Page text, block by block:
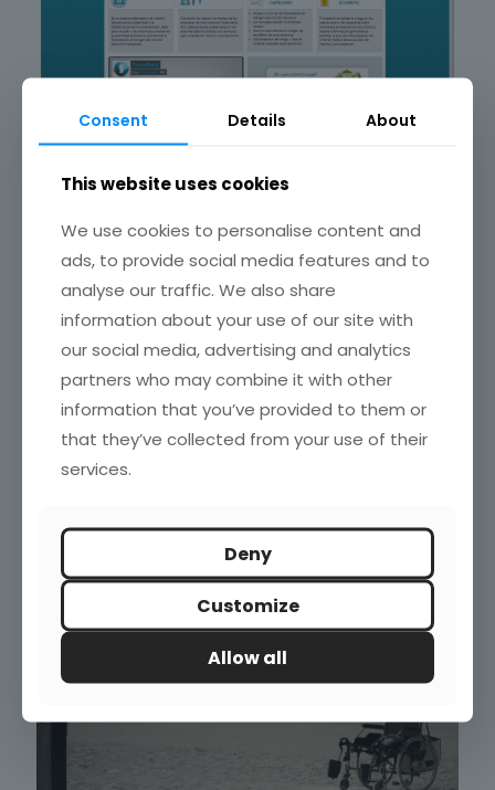
Trocobank nació en un contexto de crisis económica,
una de cuyas consecuencias fue la constricción del
empresas, aunque puedan justificar debidamente su
solvencia, difícilmente reciben préstamos de unos
bancos y unas cajas que no disponen de líquido. Si el
crédito no fluye, la economía no está en condiciones de
escapar de un situación letárgica.
El principal objetivo de Trocobank es conseguir que las
empresas puedan obtener financiación para llevar
a cabo sus actividades sin tener que pasar por el
circuito bancario clásico; lo que se propone es que
sean los mismos miembros de la red colaborativa los
que aporten los recursos que cada usuario de la red
Noticias relacionadas
Consent Details About
This website uses cookies
We use cookies to personalise content and
ads, to provide social media features and to
analyse our traffic. We also share
information about your use of our site with
our social media, advertising and analytics
partners who may combine it with other
information that you’ve provided to them or
that they’ve collected from your use of their
services.
Deny
Customize
Allow all